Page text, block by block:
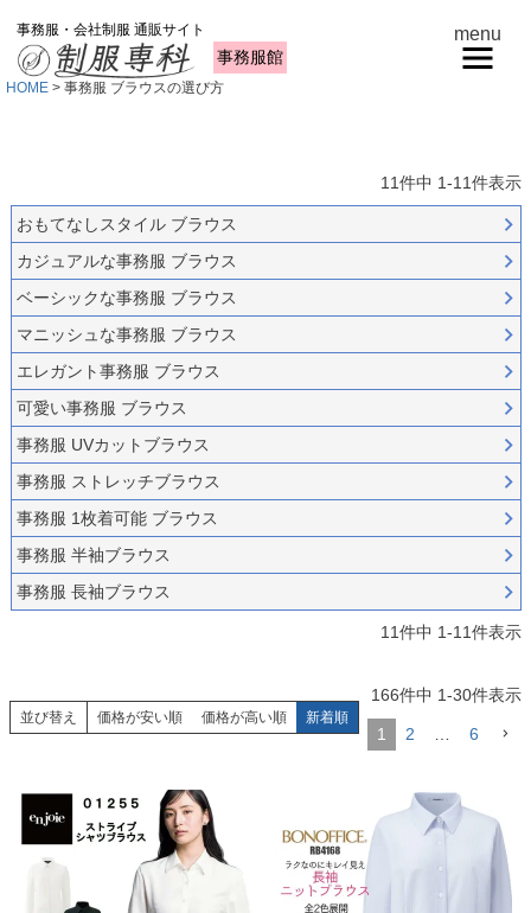
事務服・会社制服 通販サイト
事務服館
menu
HOME 事務服 ブラウスの選び方
11件中 1-11件表示
おもてなしスタイル ブラウス
カジュアルな事務服 ブラウス
ベーシックな事務服 ブラウス
マニッシュな事務服 ブラウス
エレガント事務服 ブラウス
可愛い事務服 ブラウス
事務服 UVカットブラウス
事務服 ストレッチブラウス
事務服 1枚着可能 ブラウス
事務服 半袖ブラウス
事務服 長袖ブラウス
11件中 1-11件表示
並び替え 価格が安い順 価格が高い順 新着順
166件中 1-30件表示
1 2 6